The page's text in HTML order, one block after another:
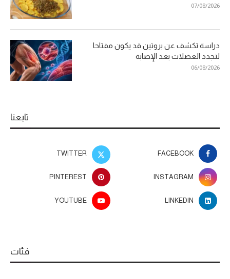
07/08/2026
دراسة تكشف عن بروتين قد يكون مفتاحا
لتجدد العضلات بعد الإصابة
06/08/2026
تابعنا
FACEBOOK
TWITTER
INSTAGRAM
PINTEREST
LINKEDIN
YOUTUBE
فئات